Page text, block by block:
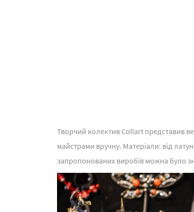
Творчий колектив Collart представив
майстрами вручну. Матеріали: від
запропонованих виробів можна було